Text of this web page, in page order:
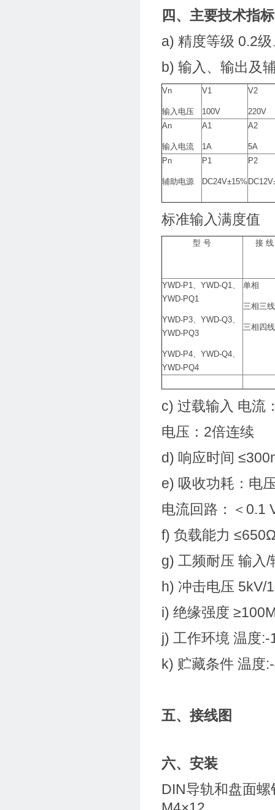
四、主要技术指标
a) 精度等级 0.2
b) 输入、输出及
Vn
输入电压
V1
100V
V2
220V
An
输入电流
A1
1A
A2
5A
Pn
辅助电源
P1
DC24V±15%
P2
标准输入满度值
型 号 接 线
YWD-P1、YWD-Q1、
YWD-PQ1
YWD-P3、YWD-Q3、
YWD-PQ3
YWD-P4、YWD-Q4、
YWD-PQ4
单相
三相三线
三相四线
c) 过载输入 电流
电压：2倍连续
d) 响应时间
e) 吸收功耗：电
电流回路：＜0.1
f) 负载能力
g) 工频耐压 输入
h) 冲击电压 5kV/
i) 绝缘强度
j) 工作环境 温度
k) 贮藏条件 温度
五、接线图
六、安装
DIN导轨和盘面